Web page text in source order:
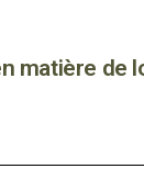
matière de